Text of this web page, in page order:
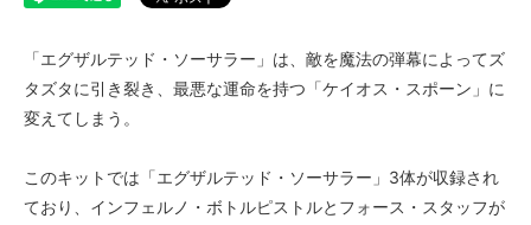
「エグザルテッド・ソーサラー」は、敵を魔法の弾幕によってズ
タズタに引き裂き、最悪な運命を持つ「ケイオス・スポーン」に
変えてしまう。
このキットでは「エグザルテッド・ソーサラー」3体が収録され
ており、インフェルノ・ボトルピストルとフォース・スタッフが